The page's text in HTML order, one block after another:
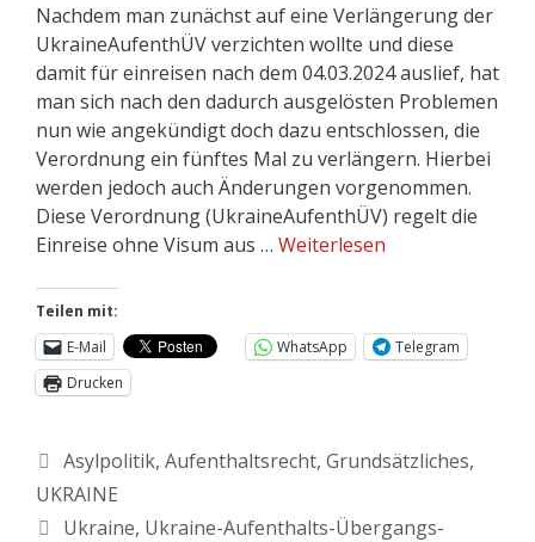
Nachdem man zunächst auf eine Verlängerung der
UkraineAufenthÜV verzichten wollte und diese
damit für einreisen nach dem 04.03.2024 auslief, hat
man sich nach den dadurch ausgelösten Problemen
nun wie angekündigt doch dazu entschlossen, die
Verordnung ein fünftes Mal zu verlängern. Hierbei
werden jedoch auch Änderungen vorgenommen.
Diese Verordnung (UkraineAufenthÜV) regelt die
Einreise ohne Visum aus … Weiterlesen
Teilen mit:
E-Mail
WhatsApp
Telegram
Drucken
Asylpolitik, Aufenthaltsrecht, Grundsätzliches,
UKRAINE
Ukraine, Ukraine-Aufenthalts-Übergangs-